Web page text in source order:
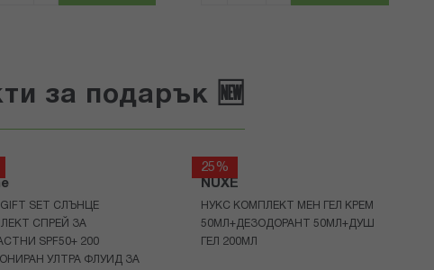
за подарък 🆕
SET СЛЪНЦЕ
СПРЕЙ ЗА
SPF50+ 200
УЛТРА ФЛУИД ЗА
25%
NUXE
НУКС КОМПЛЕКТ МЕН ГЕЛ КРЕМ
50МЛ+ДЕЗОДОРАНТ 50МЛ+ДУШ
ГЕЛ 200МЛ